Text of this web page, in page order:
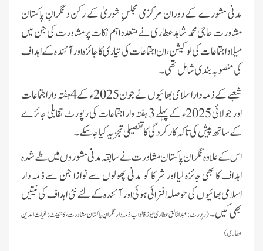
مدنی مشورے کے دوران مرکزی مجلسِ شوریٰ کے رکن و نگرانِ پاکستان
مشاورت حاجی محمد شاہد عطاری نے متعدد اہم نکات پر مشاورت کی جن میں
میلاد اجتماعات کی لوکیشن، ان اجتماعات کی تیاری کا جائزہ اور آئندہ کے اہداف
کی منصوبہ بندی شامل تھی۔
شعبے کے ذمہ دار اسلامی بھائیوں نے جون 2025ء کے 4 ہفتہ وار اجتماعات
اور جولائی 2025ء کے پہلے 3 ہفتہ وار اجتماعات کی رپورٹ تقابلی جائزے
کے ساتھ پیش کی تاکہ کارکردگی کا تفصیلی تجزیہ کیا جا سکے۔
اس کے علاوہ نگران پاکستان مشاورت نے سابقہ مدنی مشوروں میں طے شدہ
اہداف کا بھی جائزہ لیا اور شرکا کو مدنی پھولوں سے نوازا جن سے ذمہ دار
اسلامی بھائیوں کی حوصلہ افزائی ہوئی اور آئندہ کے لئے نئی اہداف کی نیتیں
بھی کیں۔(رپورٹ:عبدالخالق عطاری نیوز فالو اپ ذمہ دار نگرانِ پاکستان مشاورت، کانٹینٹ:غیاث الدین
عطاری)